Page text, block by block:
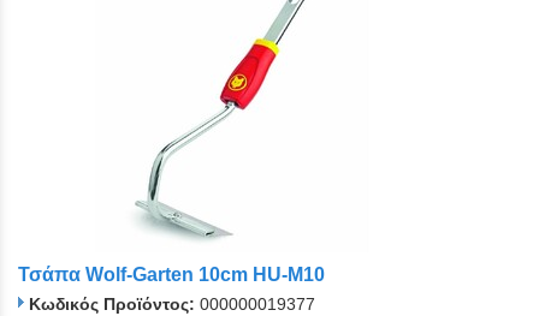
Τσάπα Wolf-Garten 10cm HU-M10
Κωδικός Προϊόντος: 000000019377